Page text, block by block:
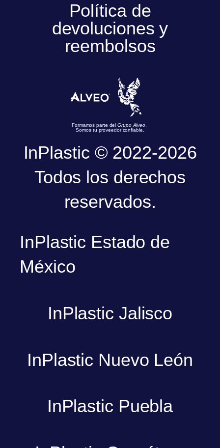
Política de
devoluciones y
reembolsos
Formamos parte delGrupo Alveo
Somos tu proveedor confiable.
InPlastic © 2022-2026
Todos los derechos
reservados.
InPlastic Estado de
México
InPlastic Jalisco
InPlastic Nuevo León
InPlastic Puebla